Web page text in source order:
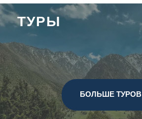
ТУРЫ
БОЛЬШЕ ТУРОВ